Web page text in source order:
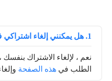
1. هل يمكنني إلغاء اشتراكي في أي وقت؟
نعم ، لإلغاء الاشتراك
الطلب في هذه الصفحة